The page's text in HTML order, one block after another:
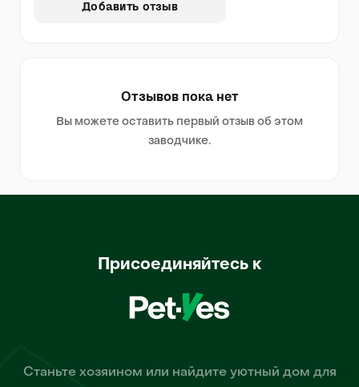
Добавить отзыв
Отзывов пока нет
Вы можете оставить первый отзыв об этом
заводчике.
Присоединяйтесь к
Станьте хозяином или найдите уютный дом для